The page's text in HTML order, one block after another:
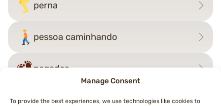
Manage Consent
To provide the best experiences, we use technologies like cookies to
perna
pessoa caminhando
pegadas